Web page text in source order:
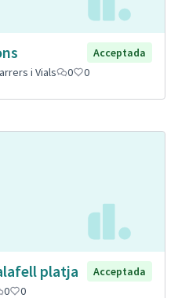
Acceptada
i Vials 0 0
platja
Acceptada
0 0